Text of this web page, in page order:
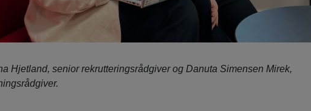
Hjetland, senior rekrutteringsrådgiver og Danuta Simensen Mirek,